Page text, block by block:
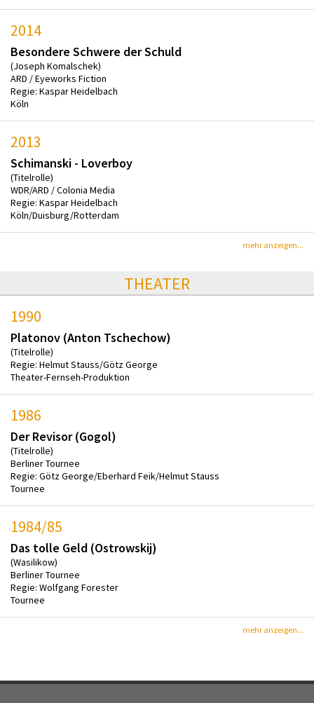
2014
Besondere Schwere der Schuld
(Joseph Komalschek)
ARD / Eyeworks Fiction
Regie: Kaspar Heidelbach
Köln
2013
Schimanski - Loverboy
(Titelrolle)
WDR/ARD / Colonia Media
Regie: Kaspar Heidelbach
Köln/Duisburg/Rotterdam
mehr anzeigen...
THEATER
1990
Platonov (Anton Tschechow)
(Titelrolle)
Regie: Helmut Stauss/Götz George
Theater-Fernseh-Produktion
1986
Der Revisor (Gogol)
(Titelrolle)
Berliner Tournee
Regie: Götz George/Eberhard Feik/Helmut Stauss
Tournee
1984/85
Das tolle Geld (Ostrowskij)
(Wasilikow)
Berliner Tournee
Regie: Wolfgang Forester
Tournee
mehr anzeigen...